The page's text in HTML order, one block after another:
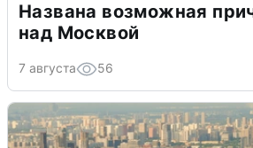
Названа возможная
над Москвой
7 августа 56